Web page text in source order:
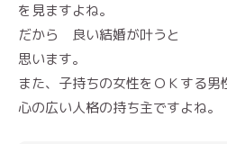
を見ますよね。
だから 良い結婚が叶うと
思います。
また、子持ちの女性をＯＫする男
心の広い人格の持ち主ですよね。